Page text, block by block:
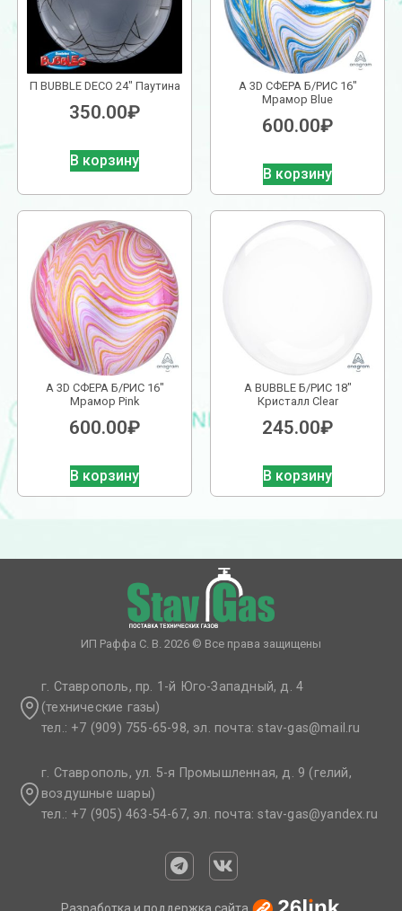
П BUBBLE DECO 24″ Паутина
350.00₽
В корзину
А 3D СФЕРА Б/РИС 16″
Мрамор Blue
600.00₽
В корзину
А 3D СФЕРА Б/РИС 16″
Мрамор Pink
600.00₽
В корзину
А BUBBLE Б/РИС 18″
Кристалл Clear
245.00₽
В корзину
ИП Раффа С. В. 2026 © Все права защищены
г. Ставрополь, пр. 1-й Юго-Западный, д. 4
(технические газы)
тел.: +7 (909) 755-65-98, эл. почта: stav-gas@mail.ru​
г. Ставрополь, ул. 5-я Промышленная, д. 9 (гелий,
воздушные шары)
тел.: +7 (905) 463-54-67, эл. почта: stav-gas@yandex.ru​